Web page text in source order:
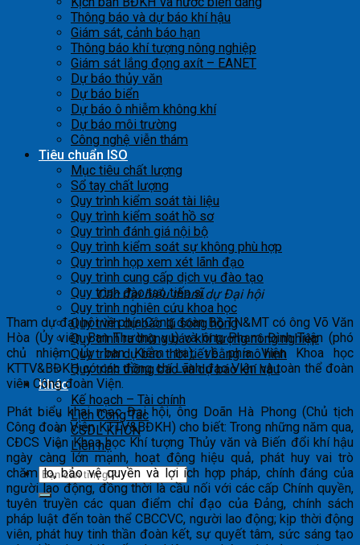
Thông báo và dự báo khí hậu
Giám sát, cảnh báo hạn
Thông báo khí tượng nông nghiệp
Giám sát lắng đọng axít – EANET
Dự báo thủy văn
Dự báo biển
Dự báo ô nhiễm không khí
Dự báo môi trường
Công nghệ viễn thám
Tiêu chuẩn ISO
Mục tiêu chất lượng
Sổ tay chất lượng
Quy trình kiểm soát tài liệu
Quy trình kiểm soát hồ sơ
Quy trình đánh giá nội bộ
Quy trình kiểm soát sự không phù hợp
Quy trình họp xem xét lãnh đạo
Quy trình cung cấp dịch vụ đào tạo
Quy trình đào tạo tiến sĩ
Quy trình nghiên cứu khoa học
Quy trình dự báo lũ sông hồng
Quy trình ra thông báo khí tượng nông nghiệp
Quy trình dự báo thời tiết bằng mô hình
Quy trình thông báo và dự báo khí hậu
Khác
Kế hoạch – Tài chính
Lịch Công Tác
CSDL KHCN
Liên hệ
Các đại biểu tham dự Đại hội
Tham dự đại hội về phía Công đoàn Bộ TN&MT có ông Võ Văn
Hòa (Ủy viên Ban Thường vụ) và ông Phạm Đình Tuân (phó
chủ nhiệm Ủy ban Kiểm tra); về phía Viện Khoa học
KTTV&BĐKH có các đồng chí Lãnh đạo Viện và toàn thể đoàn
viên Công đoàn Viện.
Phát biểu khai mạc Đại hội, ông Doãn Hà Phong (Chủ tịch
Công đoàn Viện KTTV&BĐKH) cho biết: Trong những năm qua,
CĐCS Viện Khoa học Khí tượng Thủy văn và Biến đổi khí hậu
ngày càng lớn mạnh, hoạt động hiệu quả, phát huy vai trò
chăm lo, bảo vệ quyền và lợi ích hợp pháp, chính đáng của
người lao động, đồng thời là cầu nối với các cấp Chính quyền,
tuyên truyền các quan điểm chỉ đạo của Đảng, chính sách
pháp luật đến toàn thể CBCCVC, người lao động; kịp thời động
viên, phát huy tinh thần đoàn kết, sự quyết tâm, sức sáng tạo